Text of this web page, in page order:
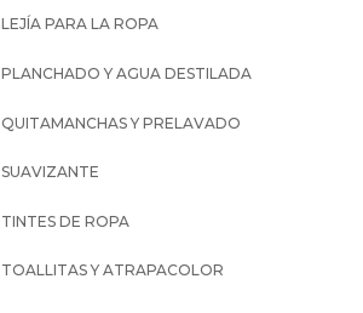
LEJÍA PARA LA ROPA
PLANCHADO Y AGUA DESTILADA
QUITAMANCHAS Y PRELAVADO
SUAVIZANTE
TINTES DE ROPA
TOALLITAS Y ATRAPACOLOR